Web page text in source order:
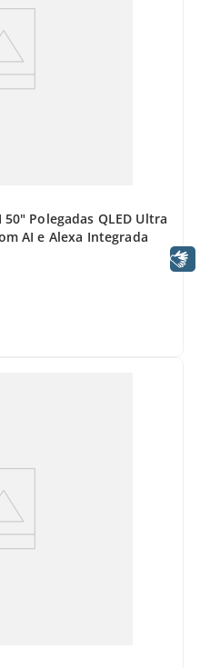
Polegadas QLED Ultra
AI e Alexa Integrada